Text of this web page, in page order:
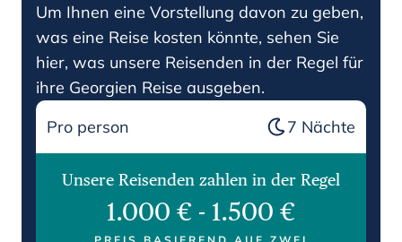
Um Ihnen eine Vorstellung davon zu geben,
was eine Reise kosten könnte, sehen Sie
hier, was unsere Reisenden in der Regel für
ihre Georgien Reise ausgeben.
Pro person
7 Nächte
Unsere Reisenden zahlen in der Regel
1.000 € - 1.500 €